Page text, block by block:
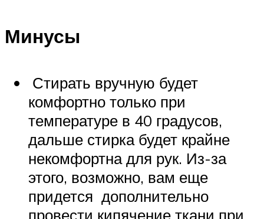
Минусы
Стирать вручную будет
комфортно только при
температуре в 40 градусов,
дальше стирка будет крайне
некомфортна для рук. Из-за
этого, возможно, вам еще
придется дополнительно
провести кипячение ткани при